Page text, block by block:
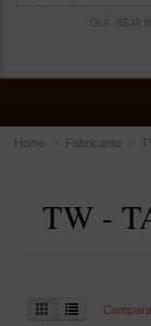
OLÁ, SEJA
Dichavadores
Isqueiros
Home Fabricante
TW -